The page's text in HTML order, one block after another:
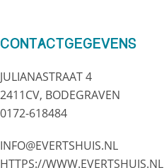
Contactgegevens
JULIANASTRAAT 4
2411CV, BODEGRAVEN
0172-618484
INFO@EVERTSHUIS.NL
HTTPS://WWW.EVERTSHUIS.NL